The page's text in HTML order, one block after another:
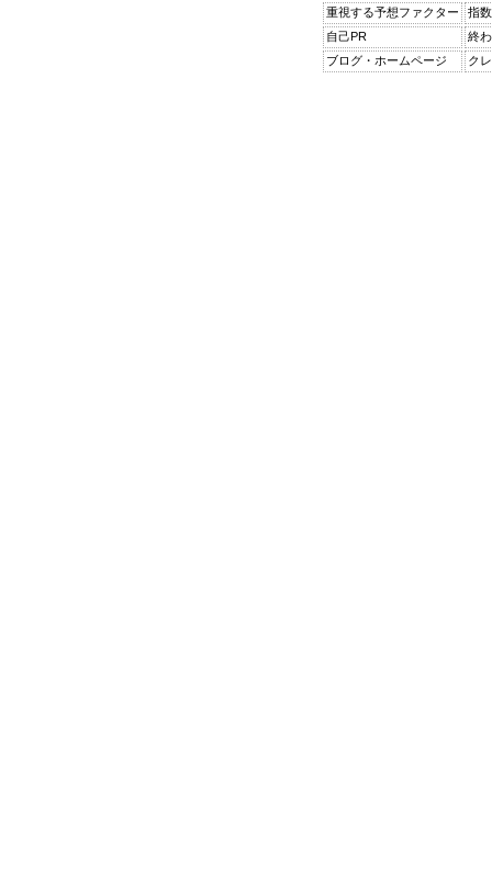
重視する予想ファクター
指
自己PR
終
ブログ・ホームページ
ク